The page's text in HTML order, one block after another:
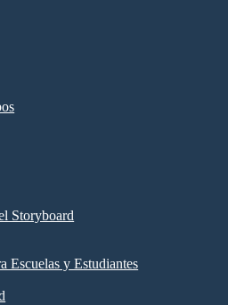
Storyboard
Escuelas y Estudiantes